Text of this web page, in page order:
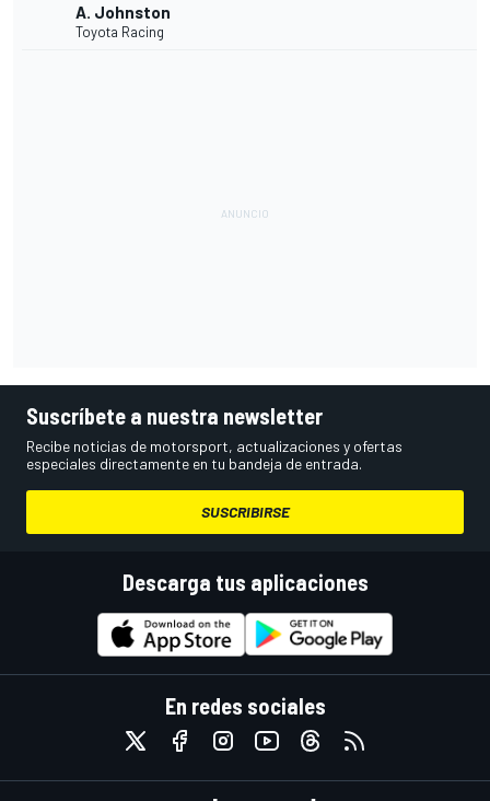
A. Johnston
Toyota Racing
Suscríbete a nuestra newsletter
Recibe noticias de motorsport, actualizaciones y ofertas
especiales directamente en tu bandeja de entrada.
SUSCRIBIRSE
Descarga tus aplicaciones
En redes sociales